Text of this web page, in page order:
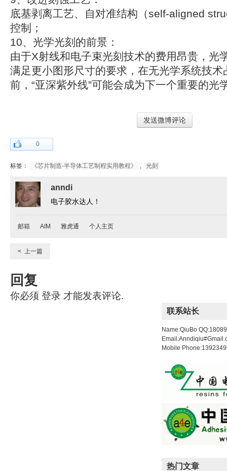
底基剥离工艺、自对准结构（self-aligned
控制；
10、光学光刻的前景：
由于X射线和电子束光刻技术的费用昂贵，光
满足更小图形尺寸的要求，在无光学系统技术
前，“亚深紫外线”可能会成为下一个重要的光
发送微博评论
0
标签： 《芯片制造-半导体工艺制程实用教程》 , 光刻
anndi
电子胶水达人！
邮箱 AIM 雅虎通 个人主页
< 上一篇
回复
你必须 登录 才能发表评论.
联系站长
Name:QiuBo
Mobile
热门文章